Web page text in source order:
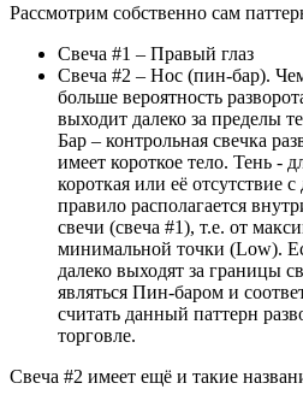
Рассмотрим собственно сам
Свеча #1 – Правый глаз
Свеча #2 – Нос (пин-бар).
больше вероятность
выходит далеко за пределы
Бар – контрольная свечка
имеет короткое тело. Тень -
короткая или её отсутствие
правило располагается
свечи (свеча #1), т.е. от
минимальной точки (Low).
далеко выходят за границы
являться Пин-баром и
считать данный паттерн
торговле.
Свеча #2 имеет ещё и такие